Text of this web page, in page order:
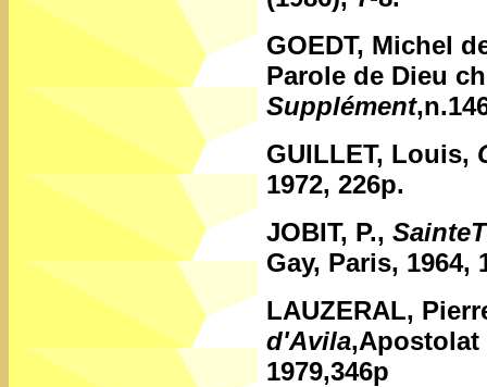
GOEDT, Michel
Parole de Dieu
Supplément
GUILLET, Louis,
1972, 226p.
JOBIT, P.,
Gay, Paris, 1964,
LAUZERAL,
d'Avila,Apostolat
1979,346p